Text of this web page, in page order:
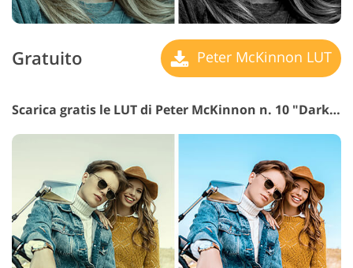
Gratuito Peter McKinnon LUT
Scarica gratis le LUT di Peter McKinnon n. 10 "Dark Shadows"